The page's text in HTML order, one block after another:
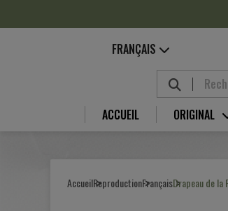
FRANÇAIS
ACCUEIL ORIGINAL
AccueilReproductionFrançaisDrapeau de la